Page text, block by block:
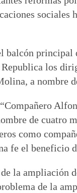
sociales
balcón
los
a nombre
de
como
fe el beneficio
la ampliación
de la